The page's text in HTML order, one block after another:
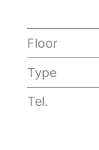
Floor
Type
Tel.